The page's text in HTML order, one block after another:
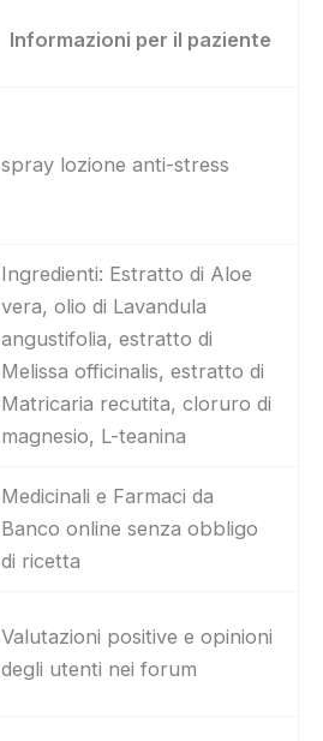
Informazioni per il paziente
spray lozione anti-stress
Ingredienti: Estratto di Aloe
vera, olio di Lavandula
angustifolia, estratto di
Melissa officinalis, estratto di
Matricaria recutita, cloruro di
magnesio, L-teanina
Medicinali e Farmaci da
Banco online senza obbligo
di ricetta
Valutazioni positive e opinioni
degli utenti nei forum